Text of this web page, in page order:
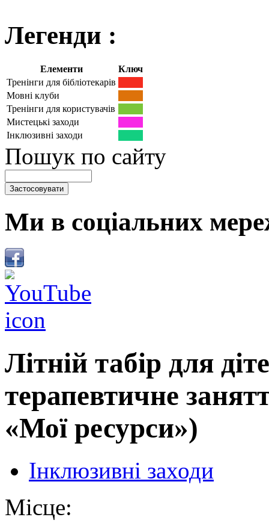
Легенди :
Елементи
Ключ
Тренінги для бібліотекарів
Мовні клуби
Тренінги для користувачів
Мистецькі заходи
Інклюзивні заходи
Пошук по сайту
Ми в соціальних
Літній табір для
терапевтичне
«Мої ресурси»)
Інклюзивні заходи
Місце: